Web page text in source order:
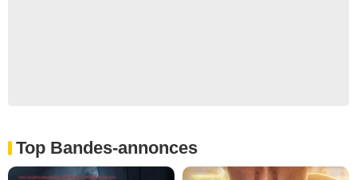
Top Bandes-annonces